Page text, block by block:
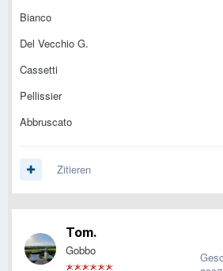
Bianco
Del Vecchio G.
Cassetti
Pellissier
Abbruscato
Zitieren
Tom.
Gobbo